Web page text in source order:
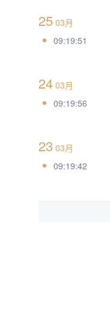
25 03月
09:19:51
24 03月
09:19:56
23 03月
09:19:42